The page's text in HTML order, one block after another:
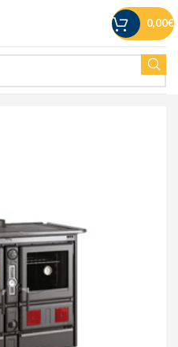
0,00€